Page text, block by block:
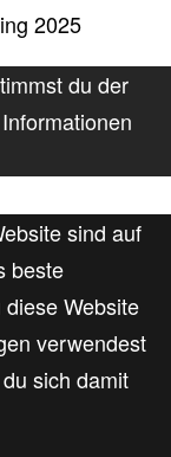
2025
du der
sind auf
beste
Website
verwendest
sich damit